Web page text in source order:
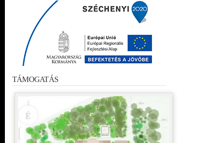
TÁMOGATÁS